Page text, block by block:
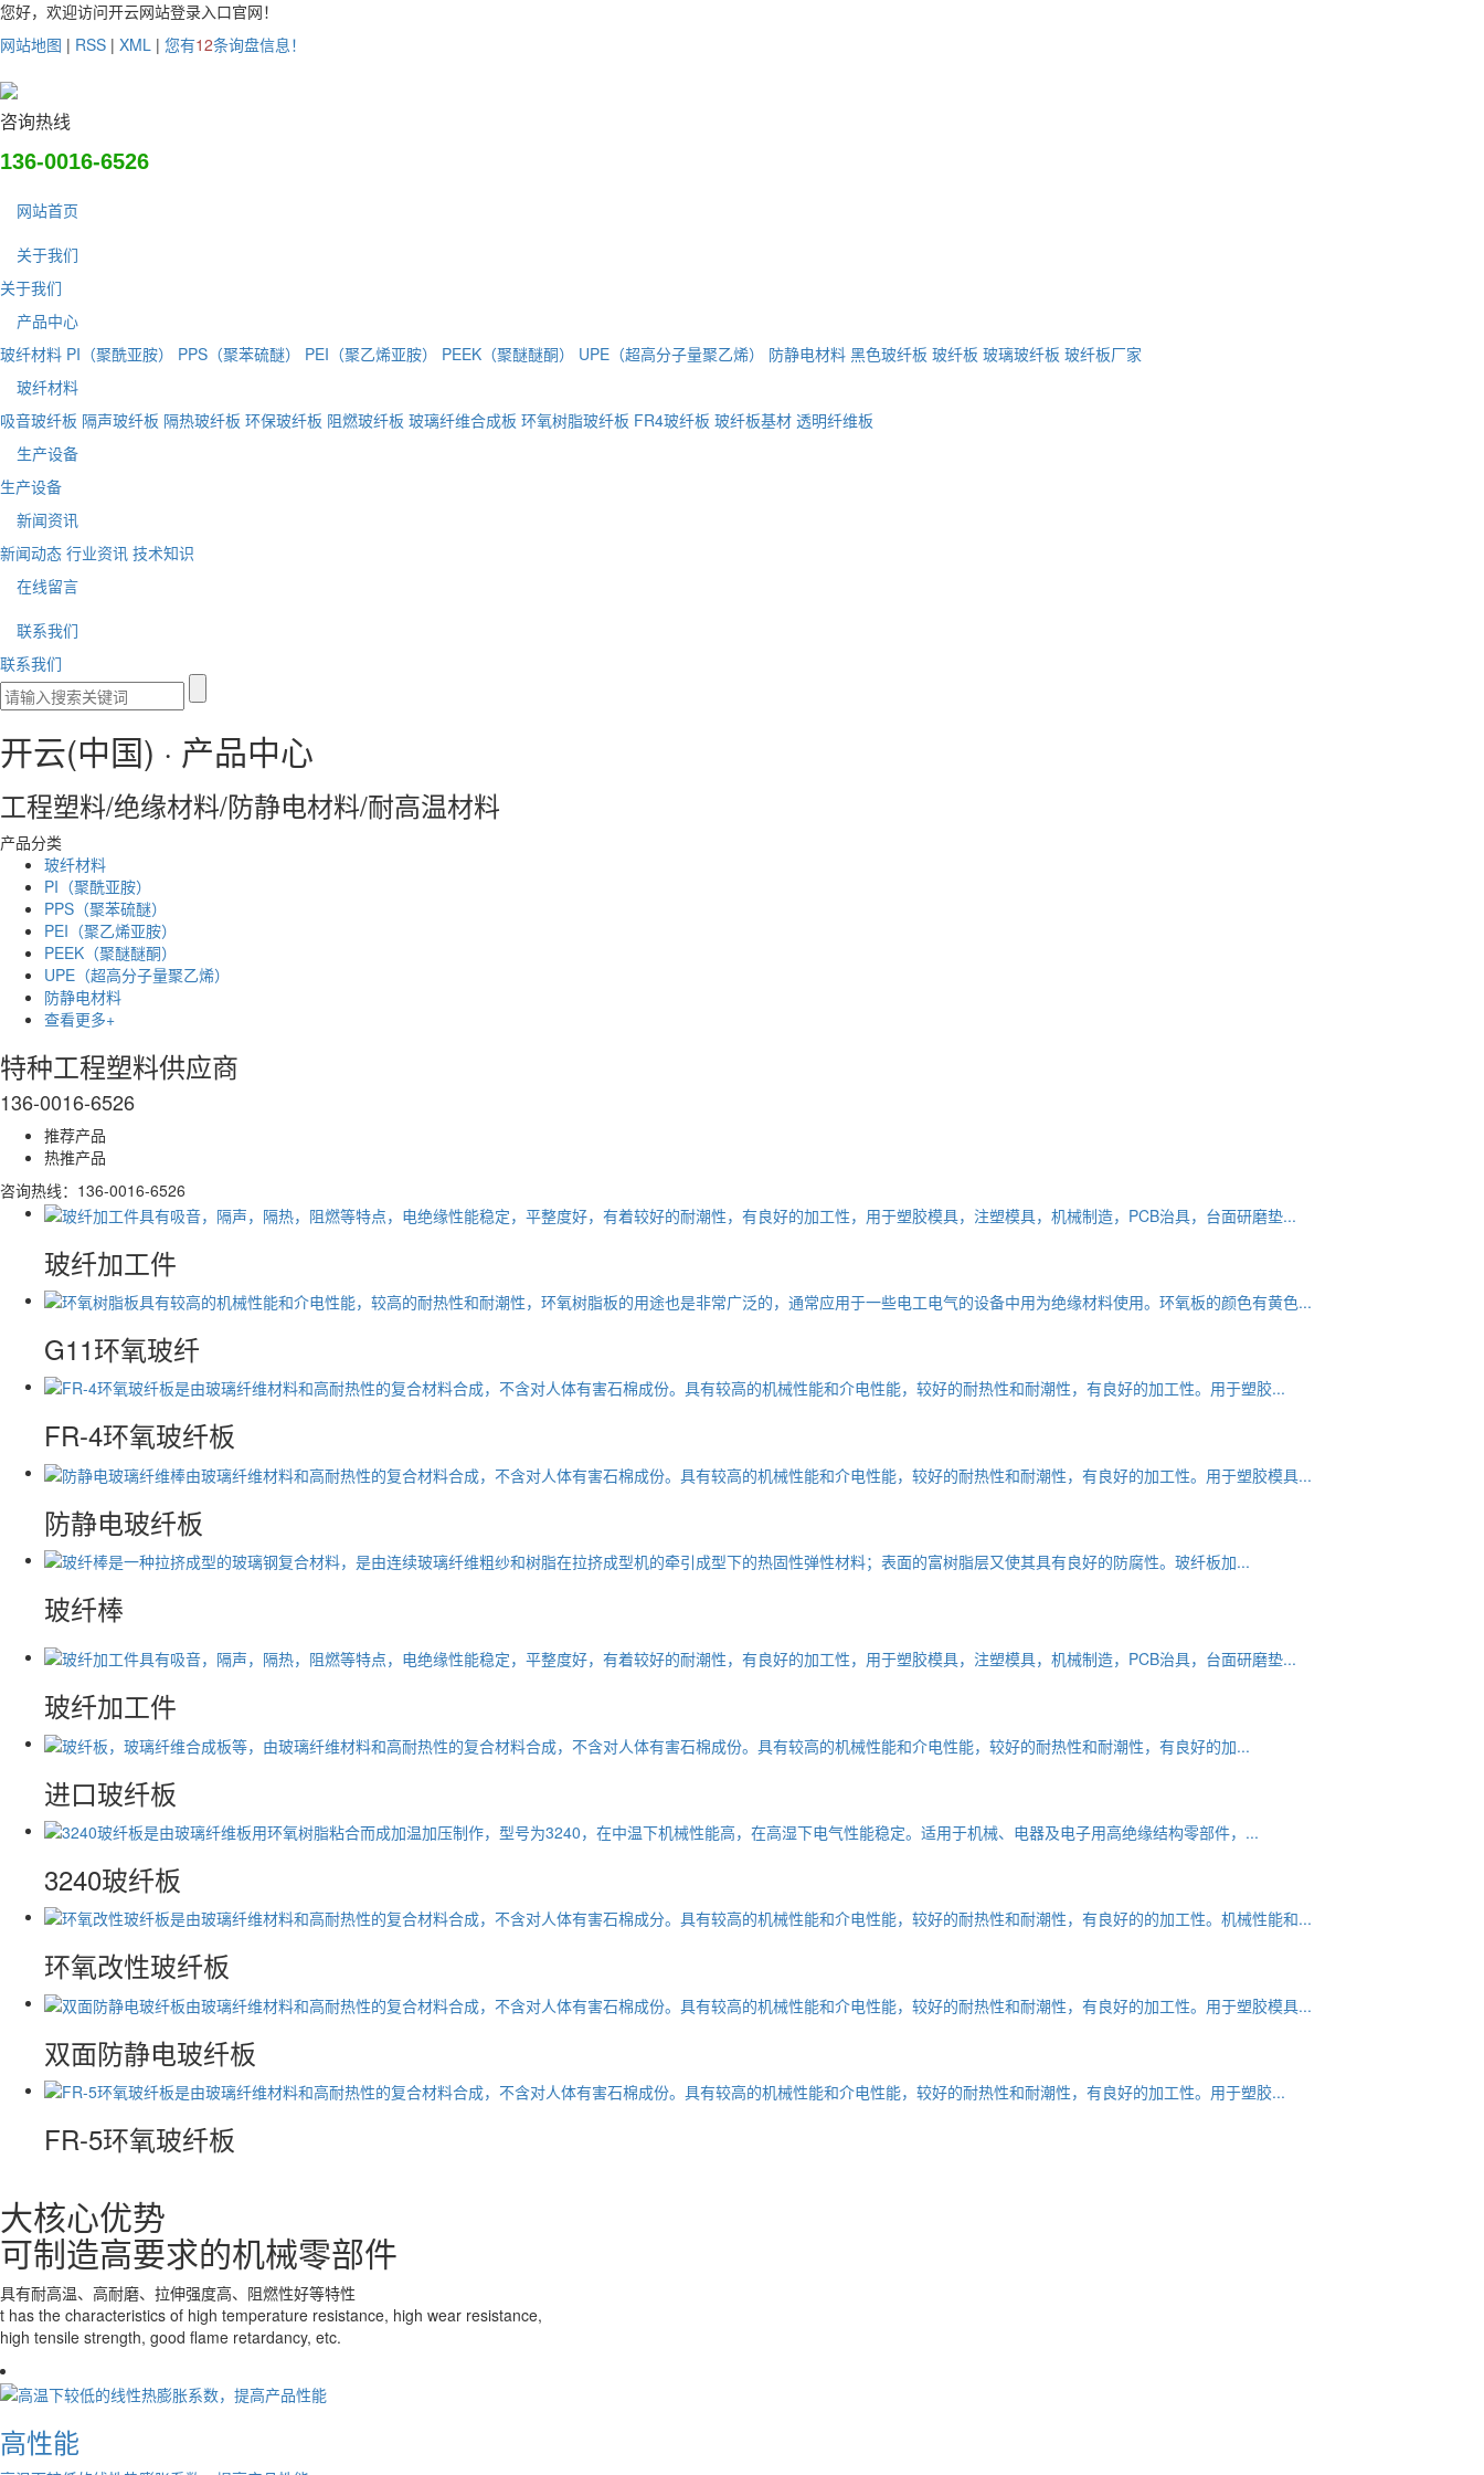
您好，欢迎访问开云网站登录入口官网！
网站地图 | RSS | XML | 您有12条询盘信息！
咨询热线
136-0016-6526
网站首页
关于我们
关于我们
产品中心
玻纤材料 PI（聚酰亚胺） PPS（聚苯硫醚） PEI（聚乙烯亚胺） PEEK（聚醚醚酮） UPE（超高分子量聚乙烯） 防静电材料 黑色玻纤板 玻纤板 玻璃玻纤板 玻纤板厂家
玻纤材料
吸音玻纤板 隔声玻纤板 隔热玻纤板 环保玻纤板 阻燃玻纤板 玻璃纤维合成板 环氧树脂玻纤板 FR4玻纤板 玻纤板基材 透明纤维板
生产设备
生产设备
新闻资讯
新闻动态 行业资讯 技术知识
在线留言
联系我们
联系我们
开云(中国) · 产品中心
工程塑料/绝缘材料/防静电材料/耐高温材料
产品分类
玻纤材料
PI（聚酰亚胺）
PPS（聚苯硫醚）
PEI（聚乙烯亚胺）
PEEK（聚醚醚酮）
UPE（超高分子量聚乙烯）
防静电材料
查看更多+
特种工程塑料供应商
136-0016-6526
推荐产品
热推产品
咨询热线： 136-0016-6526
玻纤加工件
G11环氧玻纤
FR-4环氧玻纤板
防静电玻纤板
玻纤棒
玻纤加工件
进口玻纤板
3240玻纤板
环氧改性玻纤板
双面防静电玻纤板
FR-5环氧玻纤板
大核心优势
可制造高要求的机械零部件
具有耐高温、高耐磨、拉伸强度高、阻燃性好等特性
t has the characteristics of high temperature resistance, high wear resistance,
high tensile strength, good flame retardancy, etc.
高性能